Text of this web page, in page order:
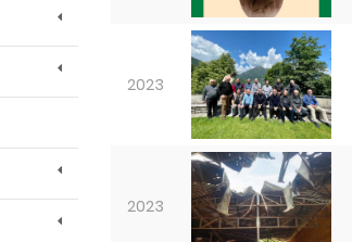
2023
2023